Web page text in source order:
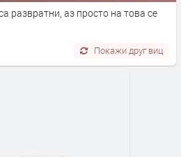
развратни, аз просто на това се
Покажи друг виц